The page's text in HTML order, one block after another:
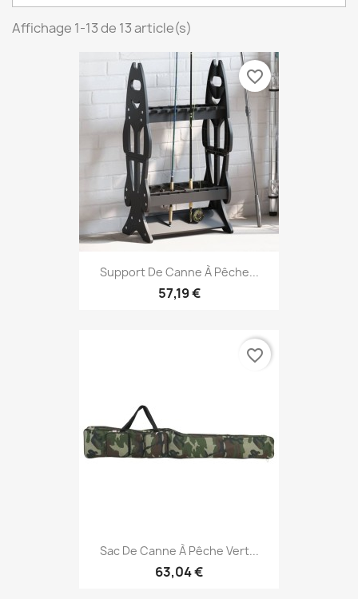
Affichage 1-13 de 13 article(s)
Support De Canne À Pêche...
57,19 €
favorite_border
Sac De Canne À Pêche Vert...
63,04 €
favorite_border